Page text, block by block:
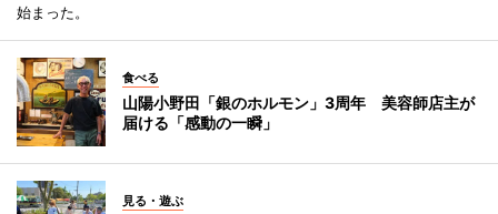
始まった。
食べる
山陽小野田「銀のホルモン」3周年 美容師店主が
届ける「感動の一瞬」
見る・遊ぶ